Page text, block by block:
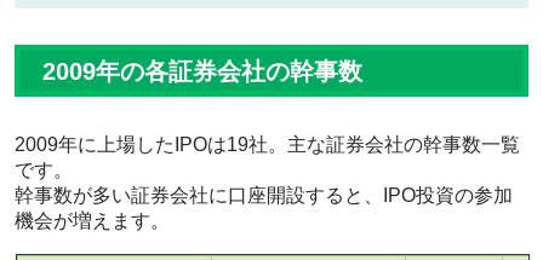
2009年の各証券会社の幹事数
2009年に上場したIPOは19社。主な証券会社の幹事数一覧
です。
幹事数が多い証券会社に口座開設すると、IPO投資の参加
機会が増えます。